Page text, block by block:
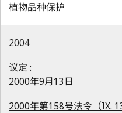
植物品种保护
2004
议定 :
2000年9月13日
2000年第158号法令（IX.